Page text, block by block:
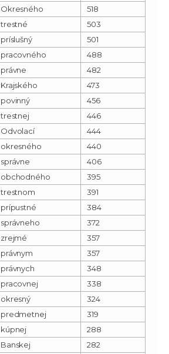
Okresného
518
trestné
503
príslušný
501
pracovného
488
právne
482
Krajského
473
povinný
456
trestnej
446
Odvolací
444
okresného
440
správne
406
obchodného
395
trestnom
391
prípustné
384
správneho
372
zrejmé
357
právnym
357
právnych
348
pracovnej
338
okresný
324
predmetnej
319
kúpnej
288
Banskej
282